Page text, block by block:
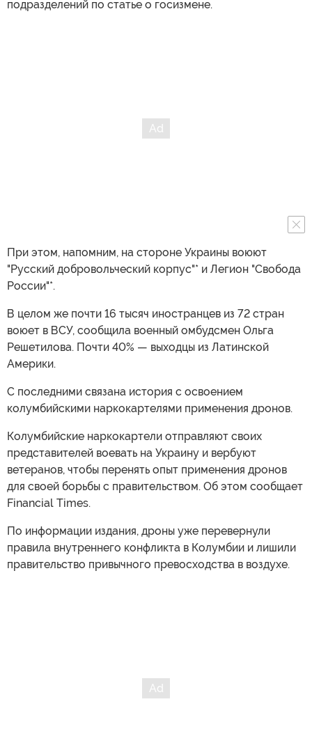
подразделений по статье о госизмене.
При этом, напомним, на стороне Украины воюют
"Русский добровольческий корпус"* и Легион "Свобода
России"*.
В целом же почти 16 тысяч иностранцев из 72 стран
воюет в ВСУ, сообщила военный омбудсмен Ольга
Решетилова. Почти 40% — выходцы из Латинской
Америки.
С последними связана история с освоением
колумбийскими наркокартелями применения дронов.
Колумбийские наркокартели отправляют своих
представителей воевать на Украину и вербуют
ветеранов, чтобы перенять опыт применения дронов
для своей борьбы с правительством. Об этом сообщает
Financial Times.
По информации издания, дроны уже перевернули
правила внутреннего конфликта в Колумбии и лишили
правительство привычного превосходства в воздухе.